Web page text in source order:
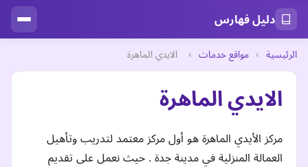
دليل فهارس
الرئيسية › مواقع خدمات › الايدي الماهرة
الايدي الماهرة
مركز الأيدي الماهرة هو أول مركز معتمد لتدريب وتأهيل
العمالة المنزلية في مدينة جدة . حيث نعمل على تقديم